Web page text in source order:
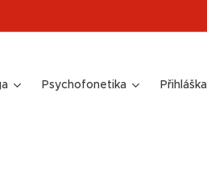
Psychofonetika Přihláška